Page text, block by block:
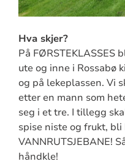
Hva skjer?
På FØRSTEKLASSES
ute og inne i Rossabø
og på lekeplassen. Vi
etter en mann som
seg i et tre. I tillegg
spise niste og frukt,
VANNRUTSJEBANE!
håndkle!